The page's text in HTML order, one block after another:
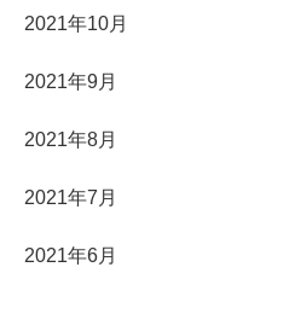
2021年10月
2021年9月
2021年8月
2021年7月
2021年6月